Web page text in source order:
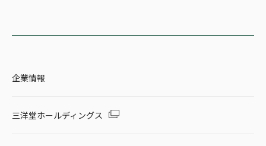
企業情報
三洋堂ホールディングス